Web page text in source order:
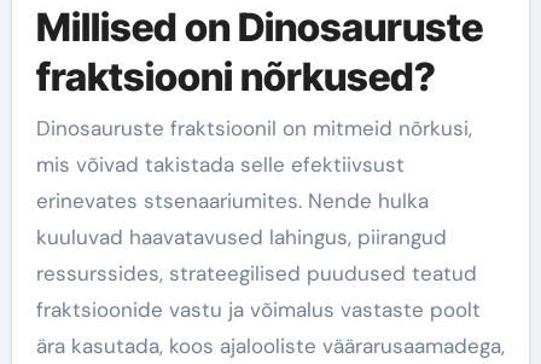
Millised on Dinosauruste
fraktsiooni nõrkused?
Dinosauruste fraktsioonil on mitmeid nõrkusi,
mis võivad takistada selle efektiivsust
erinevates stsenaariumites. Nende hulka
kuuluvad haavatavused lahingus, piirangud
ressurssides, strateegilised puudused teatud
fraktsioonide vastu ja võimalus vastaste poolt
ära kasutada, koos ajalooliste väärarusaamadega,